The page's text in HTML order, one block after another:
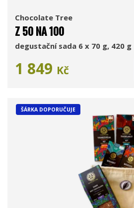
Chocolate Tree
Z 50 NA 100
degustační sada 6 x 70 g, 420 g
1 849 Kč
ŠÁRKA DOPORUČUJE